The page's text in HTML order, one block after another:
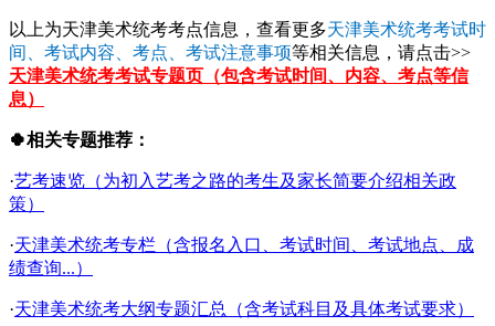
以上为天津美术统考考点信息，查看更多天津美术统考考试时
间、考试内容、考点、考试注意事项等相关信息，请点击>>
天津美术统考考试专题页（包含考试时间、内容、考点等信
息）
🍀相关专题推荐：
·艺考速览（为初入艺考之路的考生及家长简要介绍相关政
策）
·天津美术统考专栏（含报名入口、考试时间、考试地点、成
绩查询...）
·天津美术统考大纲专题汇总（含考试科目及具体考试要求）